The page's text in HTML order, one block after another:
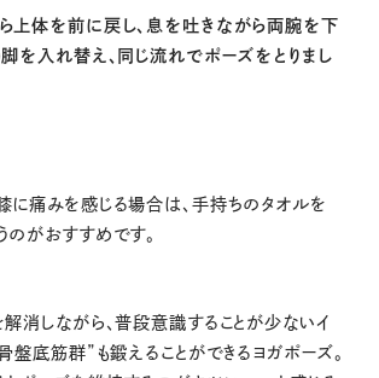
上体を前に戻し、息を吐きながら両腕を下
脚を入れ替え、同じ流れでポーズをとりまし
に痛みを感じる場合は、手持ちのタオルを
がおすすめです。
消しながら、普段意識することが少ないイ
盤底筋群”も鍛えることができるヨガポーズ。